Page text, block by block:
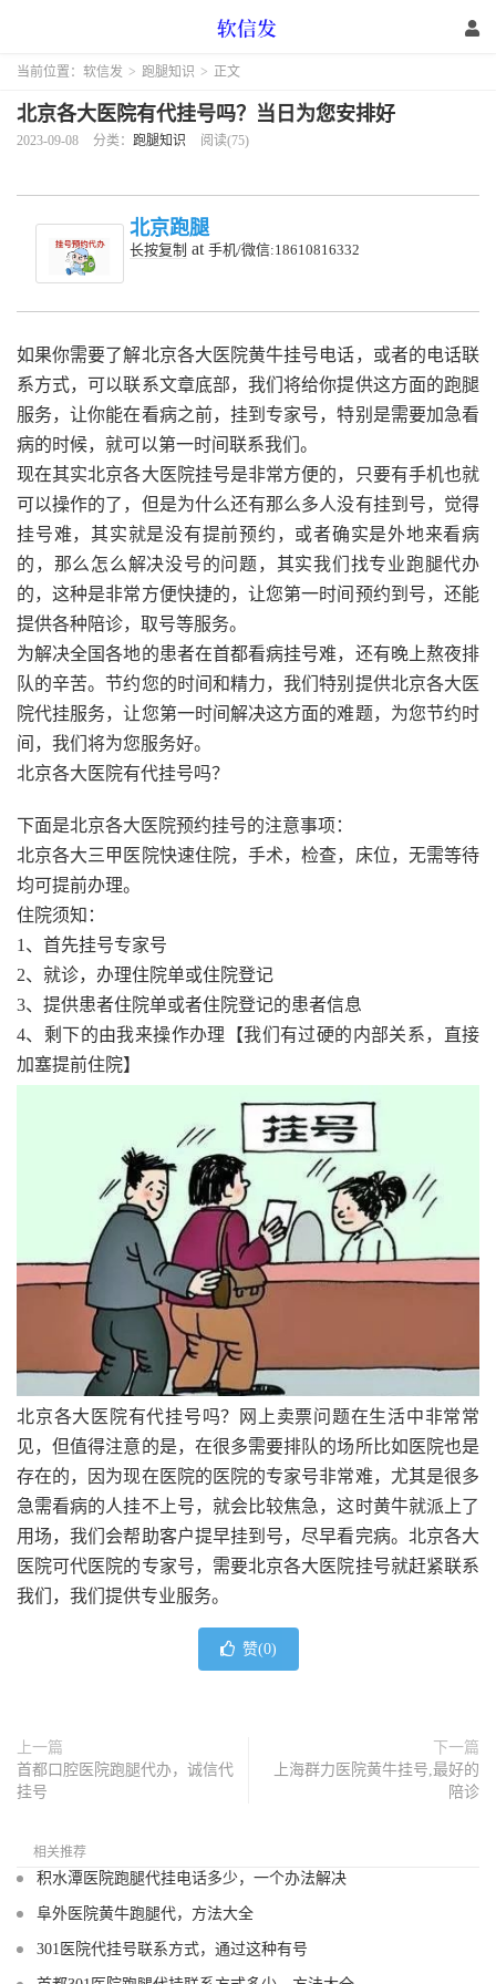
当前位置： 软信发 > 跑腿知识 > 正文
北京各大医院有代挂号吗？当日为您安排好
2023-09-08 分类： 跑腿知识 阅读(75)
北京跑腿
长按复制 at 手机/微信:18610816332
如果你需要了解北京各大医院黄牛挂号电话，或者的电话联
系方式，可以联系文章底部，我们将给你提供这方面的跑腿
服务，让你能在看病之前，挂到专家号，特别是需要加急看
病的时候，就可以第一时间联系我们。
现在其实北京各大医院挂号是非常方便的，只要有手机也就
可以操作的了，但是为什么还有那么多人没有挂到号，觉得
挂号难，其实就是没有提前预约，或者确实是外地来看病
的，那么怎么解决没号的问题，其实我们找专业跑腿代办
的，这种是非常方便快捷的，让您第一时间预约到号，还能
提供各种陪诊，取号等服务。
为解决全国各地的患者在首都看病挂号难，还有晚上熬夜排
队的辛苦。节约您的时间和精力，我们特别提供北京各大医
院代挂服务，让您第一时间解决这方面的难题，为您节约时
间，我们将为您服务好。
北京各大医院有代挂号吗？
下面是北京各大医院预约挂号的注意事项：
北京各大三甲医院快速住院，手术，检查，床位，无需等待
均可提前办理。
住院须知：
1、首先挂号专家号
2、就诊，办理住院单或住院登记
3、提供患者住院单或者住院登记的患者信息
4、剩下的由我来操作办理【我们有过硬的内部关系，直接
加塞提前住院】
北京各大医院有代挂号吗？
网上卖票问题在生活中非常常
见，但值得注意的是，在很多需要排队的场所比如医院也是
存在的，因为现在医院的医院的专家号非常难，尤其是很多
急需看病的人挂不上号，就会比较焦急，这时黄牛就派上了
用场，我们会帮助客户提早挂到号，尽早看完病。北京各大
医院可代医院的专家号，需要北京各大医院挂号就赶紧联系
我们，我们提供专业服务。
赞(0)
上一篇
首都口腔医院跑腿代办，诚信代
挂号
下一篇
上海群力医院黄牛挂号,最好的
陪诊
相关推荐
积水潭医院跑腿代挂电话多少，一个办法解决
阜外医院黄牛跑腿代，方法大全
301医院代挂号联系方式，通过这种有号